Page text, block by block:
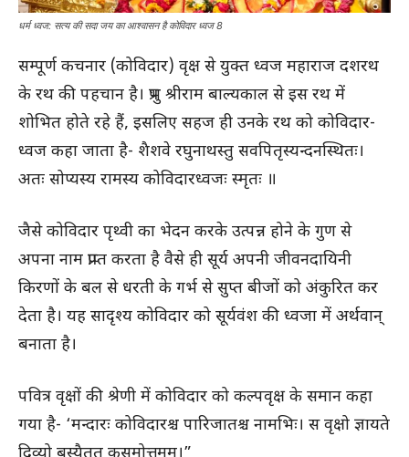
धर्म ध्वज: सत्य की सदा जय का आश्वासन है कोविदार ध्वज 8
सम्पूर्ण कचनार (कोविदार) वृक्ष से युक्त ध्वज महाराज दशरथ
के रथ की पहचान है। प्रभु श्रीराम बाल्यकाल से इस रथ में
शोभित होते रहे हैं, इसलिए सहज ही उनके रथ को कोविदार-
ध्वज कहा जाता है- शैशवे रघुनाथस्तु सवपितृस्यन्दनस्थितः।
अतः सोप्यस्य रामस्य कोविदारध्वजः स्मृतः ॥
जैसे कोविदार पृथ्वी का भेदन करके उत्पन्न होने के गुण से
अपना नाम प्राप्त करता है वैसे ही सूर्य अपनी जीवनदायिनी
किरणों के बल से धरती के गर्भ से सुप्त बीजों को अंकुरित कर
देता है। यह सादृश्य कोविदार को सूर्यवंश की ध्वजा में अर्थवान्
बनाता है।
पवित्र वृक्षों की श्रेणी में कोविदार को कल्पवृक्ष के समान कहा
गया है- ‘मन्दारः कोविदारश्च पारिजातश्च नामभिः। स वृक्षो ज्ञायते